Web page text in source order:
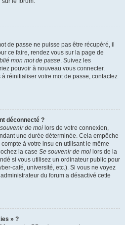
de passe ne puisse pas être récupéré, il
ce faire, rendez vous sur la page de
mon mot de passe. Suivez les
pouvoir à nouveau vous connecter.
réinitialiser votre mot de passe, contactez
déconnecté ?
de moi lors de votre connexion,
une durée déterminée. Cela empêche
à votre insu en utilisant le même
la case Se souvenir de moi lors de la
si vous utilisez un ordinateur public pour
café, université, etc.). Si vous ne voyez
du forum a désactivé cette
» ?